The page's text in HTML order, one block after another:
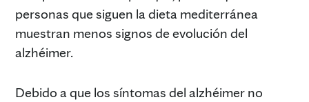
personas que siguen la dieta mediterránea
muestran menos signos de evolución del
alzhéimer.
Debido a que los síntomas del alzhéimer no